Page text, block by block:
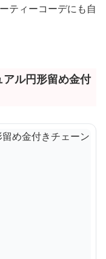
ティーコーデにも自
ル円形留め金付